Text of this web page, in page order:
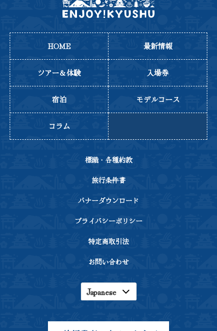
HOME 最新情報
ツアー＆体験 入場券
宿泊 モデルコース
コラム
標識・各種約款
旅行条件書
バナーダウンロード
プライバシーポリシー
特定商取引法
お問い合わせ
Japanese